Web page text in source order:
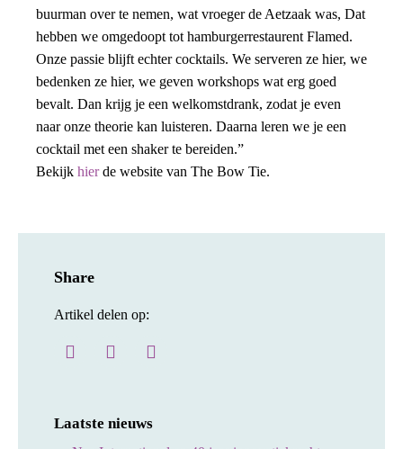
buurman over te nemen, wat vroeger de Aetzaak was, Dat
hebben we omgedoopt tot hamburgerrestaurent Flamed.
Onze passie blijft echter cocktails. We serveren ze hier, we
bedenken ze hier, we geven workshops wat erg goed
bevalt. Dan krijg je een welkomstdrank, zodat je even
naar onze theorie kan luisteren. Daarna leren we je een
cocktail met een shaker te bereiden.”
Bekijk hierde website van The Bow Tie.
Share
Artikel delen op:
Laatste nieuws